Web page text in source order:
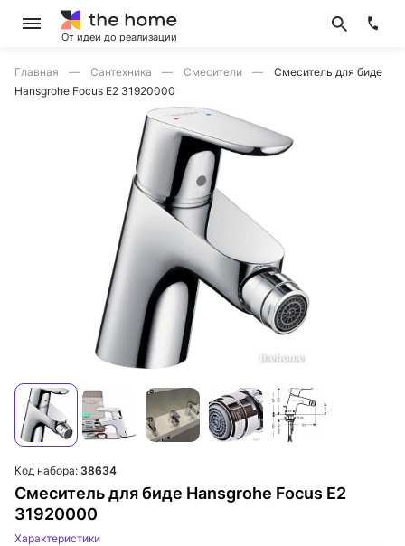
От идеи до реализации
Главная Сантехника Смесители
Смеситель для биде
Hansgrohe Focus E2 31920000
Смеситель для биде Hansgrohe Focus E2
31920000
Код набора: 38634
Характеристики